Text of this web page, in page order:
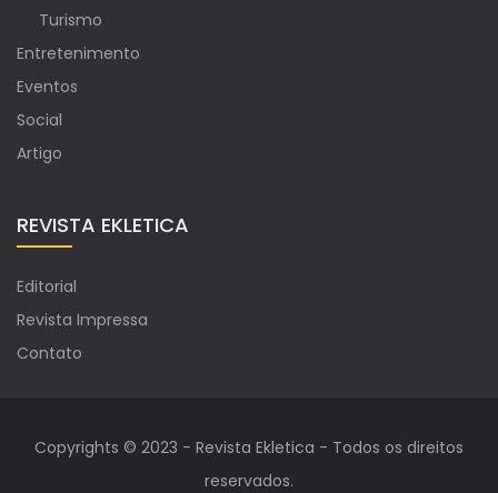
Turismo
Entretenimento
Eventos
Social
Artigo
REVISTA EKLETICA
Editorial
Revista Impressa
Contato
Copyrights © 2023 - Revista Ekletica - Todos os direitos
reservados.